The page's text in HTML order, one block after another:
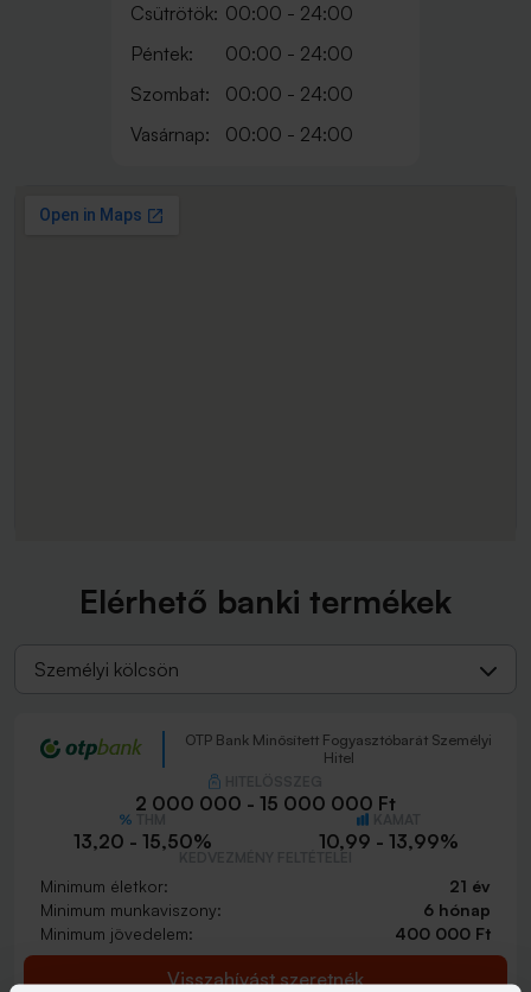
Csütrötök: 00:00 - 24:00
Péntek:
00:00 - 24:00
Szombat:
00:00 - 24:00
Vasárnap:
00:00 - 24:00
Elérhető banki termékek
Személyi kölcsön
OTP Bank Minősített Fogyasztóbarát Személyi
Hitel
2 000 000 - 15 000 000 Ft
13,20 - 15,50% 10,99 - 13,99%
Minimum életkor:
21 év
Minimum munkaviszony:
6 hónap
Minimum jövedelem:
400 000 Ft
Visszahívást szeretnék